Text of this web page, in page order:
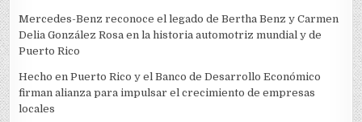
Mercedes-Benz reconoce el legado de Bertha Benz y Carmen
Delia González Rosa en la historia automotriz mundial y de
Puerto Rico
Hecho en Puerto Rico y el Banco de Desarrollo Económico
firman alianza para impulsar el crecimiento de empresas
locales